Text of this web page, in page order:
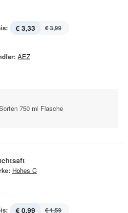
€ 3,33 € 3,99
AEZ
750 ml Flasche
Hohes C
€ 0,99 € 1,59